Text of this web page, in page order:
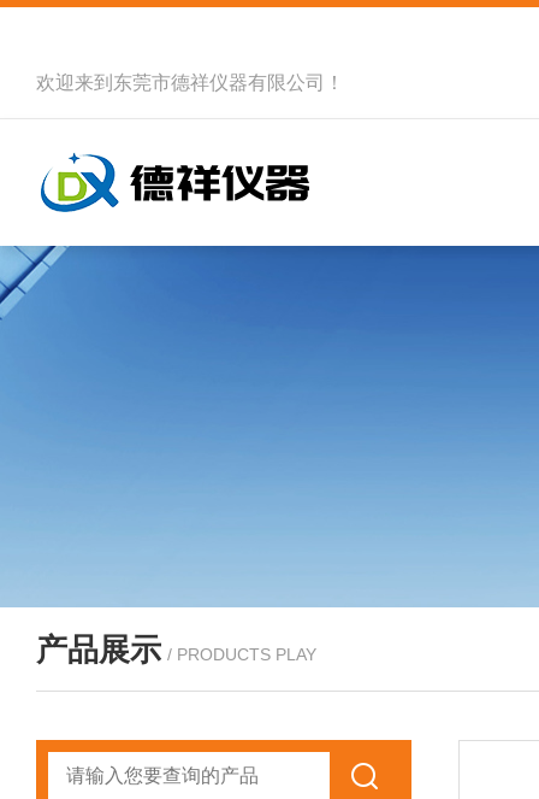
欢迎来到 东莞市德祥仪器有限公司 ！
产品展示 / PRODUCTS PLAY